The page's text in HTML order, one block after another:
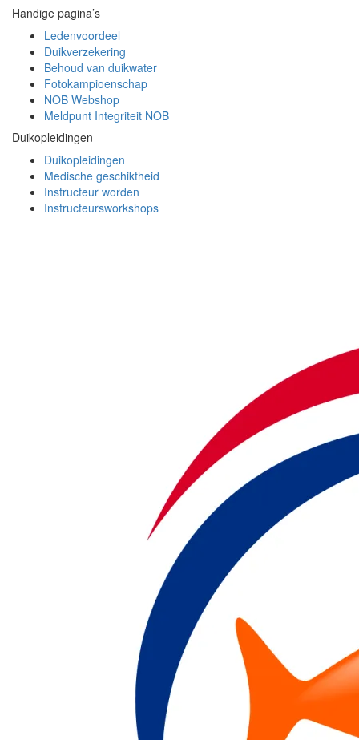
Handige pagina’s
Ledenvoordeel
Duikverzekering
Behoud van duikwater
Fotokampioenschap
NOB Webshop
Meldpunt Integriteit NOB
Duikopleidingen
Duikopleidingen
Medische geschiktheid
Instructeur worden
Instructeursworkshops